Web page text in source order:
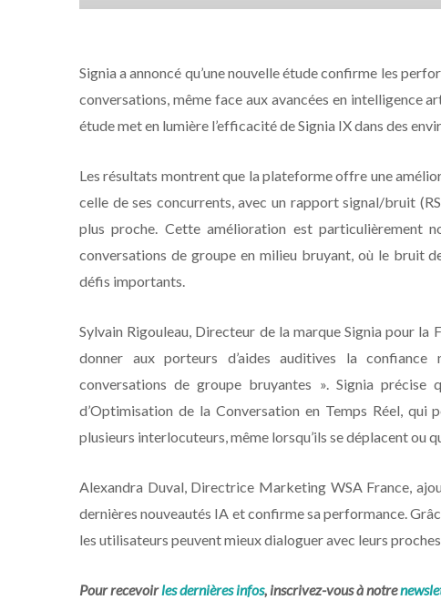
Signia a annoncé qu’une nouvelle étude confirme les
conversations, même face aux avancées en intelligence
étude met en lumière l’efficacité de Signia IX dans des
Les résultats montrent que la plateforme offre une
celle de ses concurrents, avec un rapport signal/bruit
plus proche. Cette amélioration est particulièrement
conversations de groupe en milieu bruyant, où le bruit
défis importants.
Sylvain Rigouleau, Directeur de la marque Signia pour la
donner aux porteurs d’aides auditives la
conversations de groupe bruyantes ». Signia
d’Optimisation de la Conversation en Temps Réel, qui
plusieurs interlocuteurs, même lorsqu’ils se déplacent ou
Alexandra Duval, Directrice Marketing WSA France,
dernières nouveautés IA et confirme sa performance.
les utilisateurs peuvent mieux dialoguer avec leurs
Pour recevoirles dernières infos, inscrivez-vous à notre